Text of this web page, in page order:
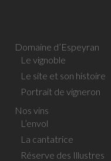
Domaine d’Espeyran
Le vignoble
Le site et son histoire
Portrait de vigneron
Nos vins
L’envol
La cantatrice
Réserve des Illustres